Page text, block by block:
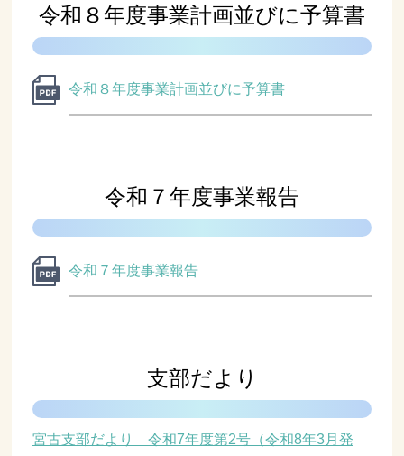
令和８年度事業計画並びに予算書
令和８年度事業計画並びに予算書
令和７年度事業報告
令和７年度事業報告
支部だより
宮古支部だより 令和7年度第2号（令和8年3月発